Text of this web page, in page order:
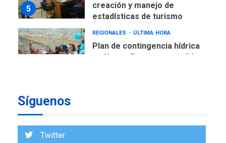
5
creación y manejo de
estadísticas de turismo
REGIONALES ÚLTIMA HORA
Plan de contingencia hídrica
en Nueva Esparta consolida
7
Síguenos
Twitter